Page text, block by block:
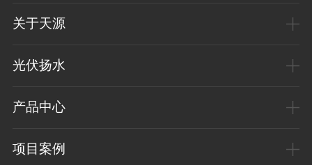
关于天源
光伏扬水
产品中心
项目案例